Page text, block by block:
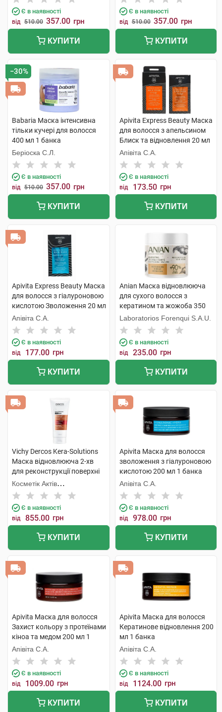
Є в наявності
від 510.00 357.00 грн
КУПИТИ
Є в наявності
від 510.00 357.00 грн
КУПИТИ
−30%
Babaria Маска інтенсивна
тільки кучері для волосся
400 мл 1 банка
Беріоска С.Л.
Є в наявності
від 510.00 357.00 грн
КУПИТИ
Apivita Express Beauty Маска
для волосся з апельсином
Блиск та відновлення 20 мл
1 пакет
Апівіта С.А.
Є в наявності
від 173.50 грн
КУПИТИ
Apivita Express Beauty Маска
для волосся з гіалуроновою
кислотою Зволоження 20 мл
1 пакет
Апівіта С.А.
Є в наявності
від 177.00 грн
КУПИТИ
Anian Маска відновлююча
для сухого волосся з
кератином та жожоба 350
мл 1 банка
Laboratorios Forenqui S.A.U.
Є в наявності
від 235.00 грн
КУПИТИ
Vichy Dercos Kera-Solutions
Маска відновлююча 2-хв
для реконструкції поверхні
пошкодженого ослабленого
волосся 200 мл 1 туба
Косметік Актів
Інтернаціональ
Є в наявності
від 855.00 грн
КУПИТИ
Apivita Маска для волосся
зволоження з гіалуроновою
кислотою 200 мл 1 банка
Апівіта С.А.
Є в наявності
від 978.00 грн
КУПИТИ
Apivita Маска для волосся
Захист кольору з протеїнами
кіноа та медом 200 мл 1
банка
Апівіта С.А.
Є в наявності
від 1009.00 грн
КУПИТИ
Apivita Маска для волосся
Кератинове відновлення 200
мл 1 банка
Апівіта С.А.
Є в наявності
від 1124.00 грн
КУПИТИ